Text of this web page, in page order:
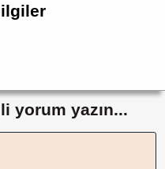
yorum yazın...